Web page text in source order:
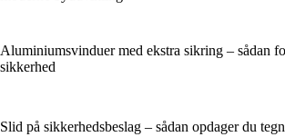
Aluminiumsvinduer med ekstra sikring – sådan
sikkerhed
Slid på sikkerhedsbeslag – sådan opdager du